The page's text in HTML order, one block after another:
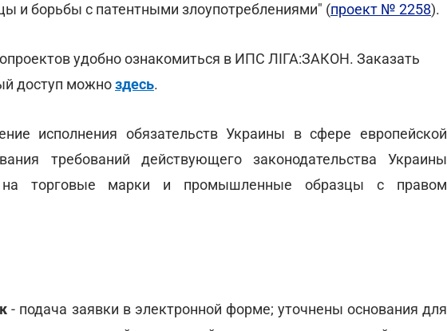
и борьбы с патентными злоупотреблениями" (проект № 2258).
удобно ознакомиться в ИПС ЛІГА:ЗАКОН. Заказать
доступ можноздесь.
исполнения обязательств Украины в сфере европейской
требований действующего законодательства Украины
на торговые марки и промышленные образцы с правом
- подача заявки в электронной форме; уточнены основания для